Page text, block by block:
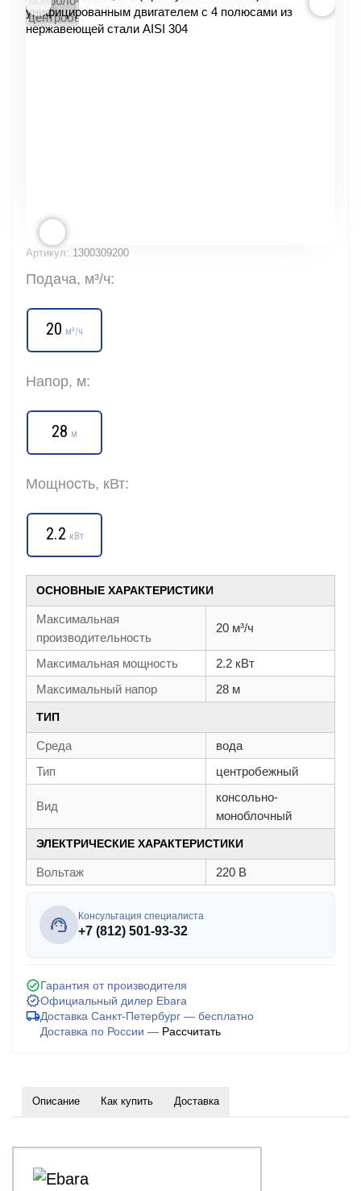
Артикул: 1300309200
Подача, м³/ч:
20 м³/ч
Напор, м:
28 м
Мощность, кВт:
2.2 кВт
ОСНОВНЫЕ ХАРАКТЕРИСТИКИ
Максимальная
производительность
20 м³/ч
Максимальная мощность
2.2 кВт
Максимальный напор
28 м
ТИП
Среда
вода
Тип
центробежный
Вид
консольно-
моноблочный
ЭЛЕКТРИЧЕСКИЕ ХАРАКТЕРИСТИКИ
Вольтаж 220 В
Консультация специалиста
+7 (812) 501-93-32
Гарантия от производителя
Официальный дилер Ebara
Доставка Санкт-Петербург — бесплатно
Доставка по России — Рассчитать
Описание Как купить Доставка